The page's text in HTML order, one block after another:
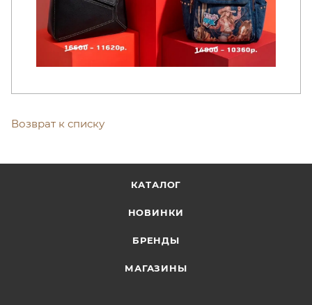
Возврат к списку
КАТАЛОГ
НОВИНКИ
БРЕНДЫ
МАГАЗИНЫ